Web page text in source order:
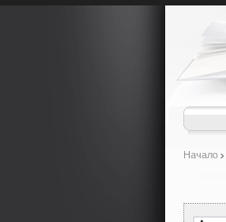
Начало